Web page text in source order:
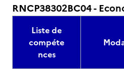
RNCP38302BC04 -
Liste de
compéte
nces